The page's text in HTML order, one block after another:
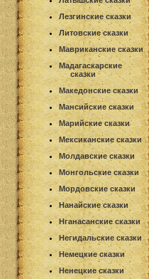
Лезгинские сказки
Литовские сказки
Мавриканские сказки
Мадагаскарские
сказки
Македонские сказки
Мансийские сказки
Марийские сказки
Мексиканские сказки
Молдавские сказки
Монгольские сказки
Мордовские сказки
Нанайские сказки
Нганасанские сказки
Негидальские сказки
Немецкие сказки
Ненецкие сказки